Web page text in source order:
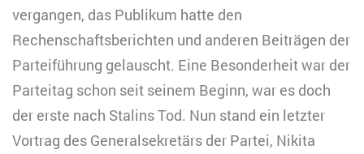
vergangen, das Publikum hatte den
Rechenschaftsberichten und anderen Beiträgen der
Parteiführung gelauscht. Eine Besonderheit war der
Parteitag schon seit seinem Beginn, war es doch
der erste nach Stalins Tod. Nun stand ein letzter
Vortrag des Generalsekretärs der Partei, Nikita